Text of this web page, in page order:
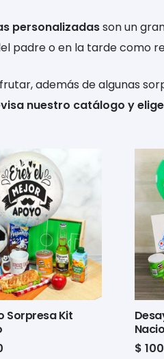
personalizadasson un
padre o en la tarde como
además de algunas
nuestro catálogo y
Sorpresa Kit
$